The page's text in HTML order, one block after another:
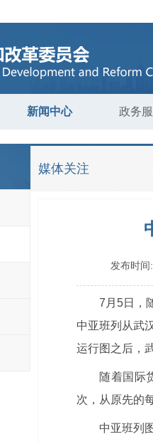
新闻中心 政务
媒体关注
发布时
7月5日，
中亚班列从武
运行图之后，
随着国际
次，从原先的
中亚班列